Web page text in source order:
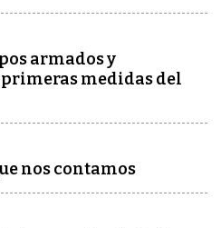
armados y
primeras medidas del
nos contamos